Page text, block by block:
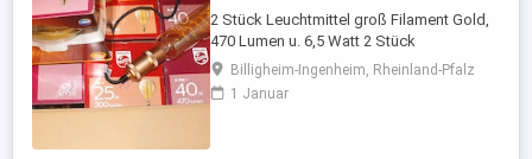
2 Stück Leuchtmittel groß Filament Gold,
470 Lumen u. 6,5 Watt 2 Stück
Leuchtmittel groß Filament Gold, 300
Lumen u. 5 Watt 2 Stück Leuchtmittel in
Pis form Gold, 350 Lumen u. 5 Watt LED
Billigheim-Ingenheim, Rheinland-Pfalz
1 Januar